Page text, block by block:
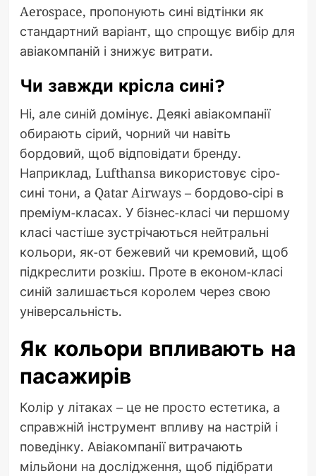
Aerospace, пропонують сині відтінки як
стандартний варіант, що спрощує вибір для
авіакомпаній і знижує витрати.
Чи завжди крісла сині?
Ні, але синій домінує. Деякі авіакомпанії
обирають сірий, чорний чи навіть
бордовий, щоб відповідати бренду.
Наприклад, Lufthansa використовує сіро-
сині тони, а Qatar Airways – бордово-сірі в
преміум-класах. У бізнес-класі чи першому
класі частіше зустрічаються нейтральні
кольори, як-от бежевий чи кремовий, щоб
підкреслити розкіш. Проте в економ-класі
синій залишається королем через свою
універсальність.
Як кольори впливають на
пасажирів
Колір у літаках – це не просто естетика, а
справжній інструмент впливу на настрій і
поведінку. Авіакомпанії витрачають
мільйони на дослідження, щоб підібрати